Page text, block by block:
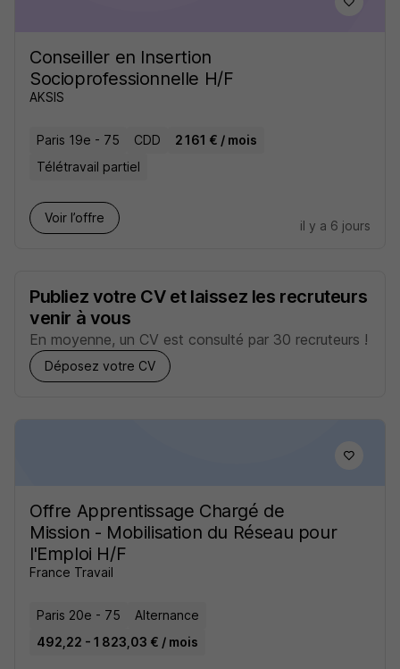
Conseiller en Insertion
Socioprofessionnelle H/F
AKSIS
Paris 19e - 75 CDD
2 161 € / mois
Télétravail partiel
Voir l’offre
il y a 6 jours
Publiez votre CV et laissez les recruteurs
venir à vous
En moyenne, un CV est consulté par 30 recruteurs !
Déposez votre CV
Offre Apprentissage Chargé de
Mission - Mobilisation du Réseau pour
l'Emploi H/F
France Travail
Paris 20e - 75
Alternance
492,22 - 1 823,03 € / mois